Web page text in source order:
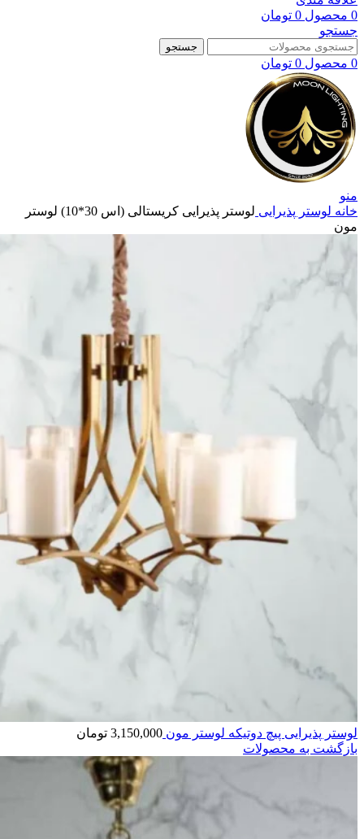
0 محصول 0 تومان
جستجو
جستجو
0 محصول 0 تومان
منو
خانه لوستر پذیرایی
لوستر پذیرایی کریستالی (اس 30*10) لوستر
مون
لوستر پذیرایی پیچ دوتیکه لوستر مون 3,150,000 تومان
بازگشت به محصولات